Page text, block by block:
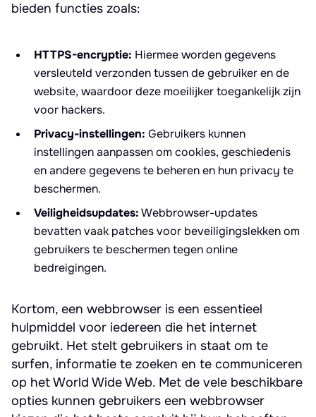
bieden functies zoals:
HTTPS-encryptie: Hiermee worden gegevens
versleuteld verzonden tussen de gebruiker en de
website, waardoor deze moeilijker toegankelijk zijn
voor hackers.
Privacy-instellingen: Gebruikers kunnen
instellingen aanpassen om cookies, geschiedenis
en andere gegevens te beheren en hun privacy te
beschermen.
Veiligheidsupdates:Webbrowser-updates
bevatten vaak patches voor beveiligingslekken om
gebruikers te beschermen tegen online
bedreigingen.
Kortom, een webbrowser is een essentieel
hulpmiddel voor iedereen die het internet
gebruikt. Het stelt gebruikers in staat om te
surfen, informatie te zoeken en te communiceren
op het World Wide Web. Met de vele beschikbare
opties kunnen gebruikers een webbrowser